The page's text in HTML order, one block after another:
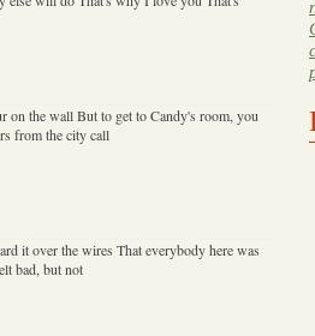
on the wall But to get to Candy's room, you
from the city call
it over the wires That everybody here was
bad, but not